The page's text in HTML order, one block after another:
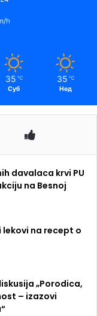
h
35 ℃
Суб
35 ℃
Нед
davalaca krvi PU
na Besnoj
lekovi na recept o
„Porodica,
– izazovi